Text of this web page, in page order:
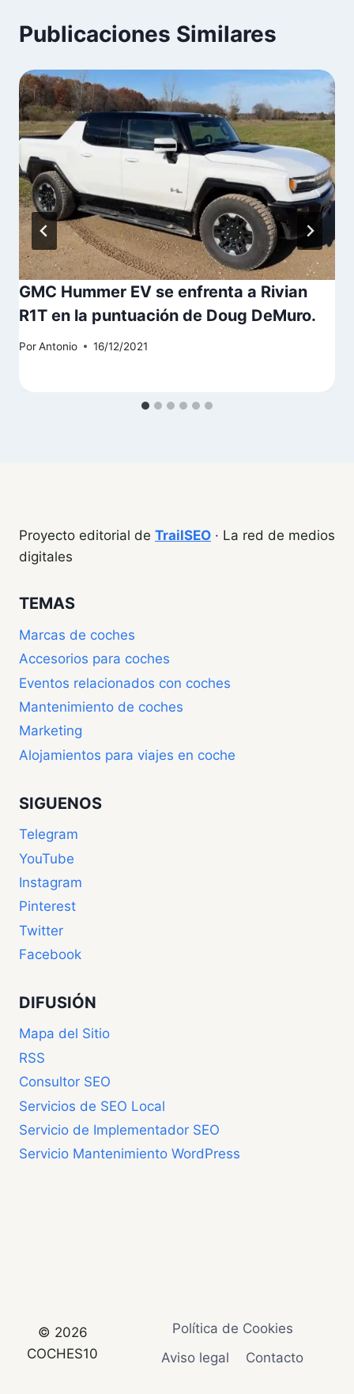
Publicaciones Similares
GMC Hummer EV se enfrenta a Rivian
R1T en la puntuación de Doug DeMuro.
PorAntonio 16/12/2021
Proyecto editorial de TrailSEO · La red de medios
digitales
TEMAS
Marcas de coches
Accesorios para coches
Eventos relacionados con coches
Mantenimiento de coches
Marketing
Alojamientos para viajes en coche
SIGUENOS
Telegram
YouTube
Instagram
Pinterest
Twitter
Facebook
DIFUSIÓN
Mapa del Sitio
RSS
Consultor SEO
Servicios de SEO Local
Servicio de Implementador SEO
Servicio Mantenimiento WordPress
© 2026
COCHES10
Política de Cookies
Aviso legal
Contacto